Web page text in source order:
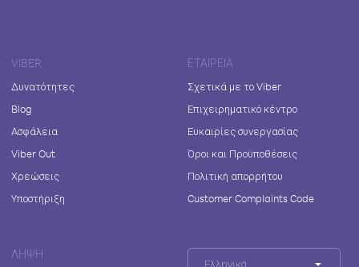
VIBER
Δυνατότητες
Blog
Ασφάλεια
Viber Out
Χρεώσεις
Υποστήριξη
ΕΤΑΙΡΕΊΑ
Σχετικά με το Viber
Επιχειρηματικό κέντρο
Ευκαιρίες συνεργασίας
Όροι και Προϋποθέσεις
Πολιτική απορρήτου
Customer Complaints Code
ΛΉΨΗ
Ελληνικά